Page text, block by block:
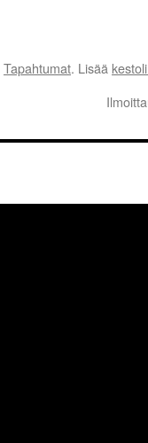
Tapahtumat. Lisää